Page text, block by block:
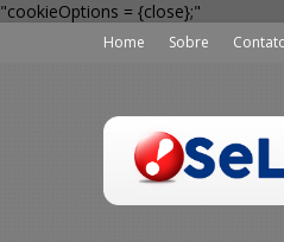
"cookieOptions = {close};"
Home Sobre